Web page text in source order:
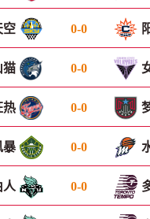
空 0-0
猫 0-0
热 0-0
暴 0-0
人 0-0